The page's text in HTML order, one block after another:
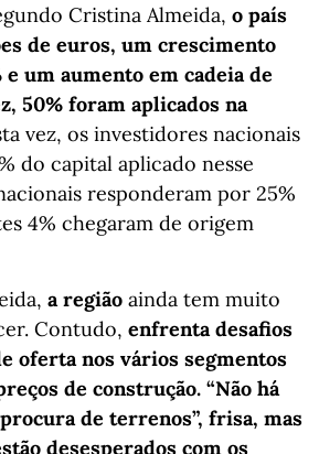
Cristina Almeida, o país
de euros, um crescimento
e um aumento em cadeia de
50% foram aplicados na
vez, os investidores nacionais
do capital aplicado nesse
responderam por 25%
4% chegaram de origem
a região ainda tem muito
Contudo, enfrenta desafios
oferta nos vários segmentos
de construção. “Não há
de terrenos”, frisa, mas
desesperados com os